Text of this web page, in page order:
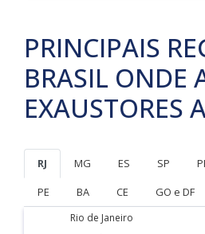
PRINCIPAIS
BRASIL ONDE
EXAUSTORES
RJ MG ES SP
PE
BA CE GO e DF
Rio de Janeiro